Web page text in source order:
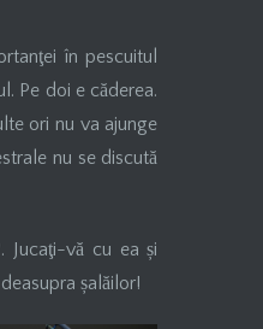
în pescuitul
Pe doi e căderea.
ori nu va ajunge
nu se discută
Jucaţi-vă cu ea și
șalăilor!